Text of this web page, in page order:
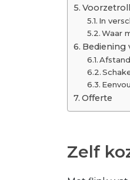
In
Waar
Bediening
Offerte
Zelf